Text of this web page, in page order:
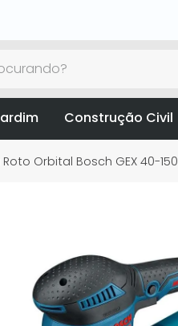
Construção Civil
Orbital Bosch GEX 40-